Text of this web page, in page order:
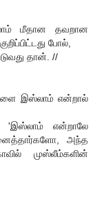
மீதான தவறான
போல்,
தான். //
இஸ்லாம் என்றால்
'இஸ்லாம் என்றாலே
அந்த
முஸ்லீம்களின்